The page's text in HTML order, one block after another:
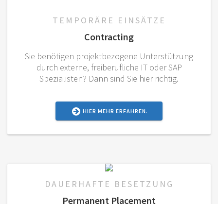
TEMPORÄRE EINSÄTZE
Contracting
Sie benötigen projektbezogene Unterstützung
durch externe, freiberufliche IT oder SAP
Spezialisten? Dann sind Sie hier richtig.
HIER MEHR ERFAHREN.
DAUERHAFTE BESETZUNG
Permanent Placement